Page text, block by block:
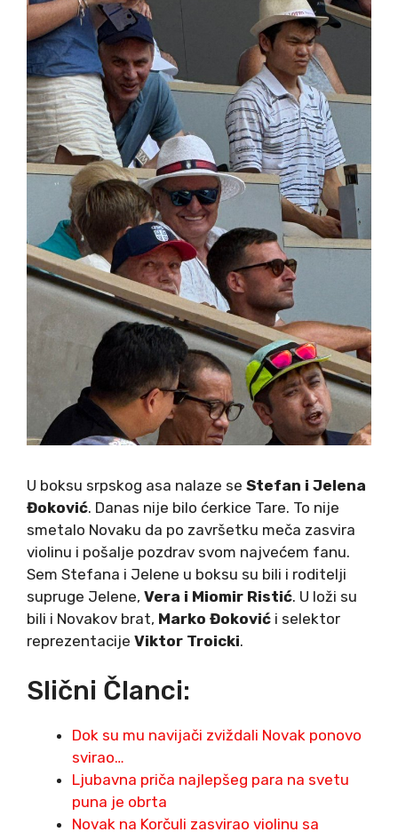
U boksu srpskog asa nalaze se Stefan i Jelena
Đoković. Danas nije bilo ćerkice Tare. To nije
smetalo Novaku da po završetku meča zasvira
violinu i pošalje pozdrav svom najvećem fanu.
Sem Stefana i Jelene u boksu su bili i roditelji
supruge Jelene, Vera i Miomir Ristić. U loži su
bili i Novakov brat, Marko Đoković i selektor
reprezentacije Viktor Troicki.
Slični Članci:
Dok su mu navijači zviždali Novak ponovo
svirao…
Ljubavna priča najlepšeg para na svetu
puna je obrta
Novak na Korčuli zasvirao violinu sa